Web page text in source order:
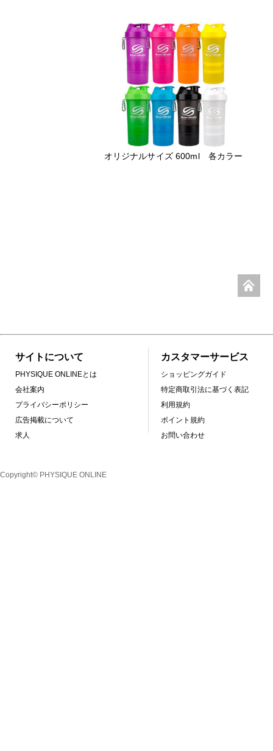
オリジナルサイズ 600ml 各カラー
サイトについて
PHYSIQUE ONLINEとは
会社案内
プライバシーポリシー
広告掲載について
求人
カスタマーサービス
ショッピングガイド
特定商取引法に基づく表記
利用規約
ポイント規約
お問い合わせ
Copyright© PHYSIQUE ONLINE